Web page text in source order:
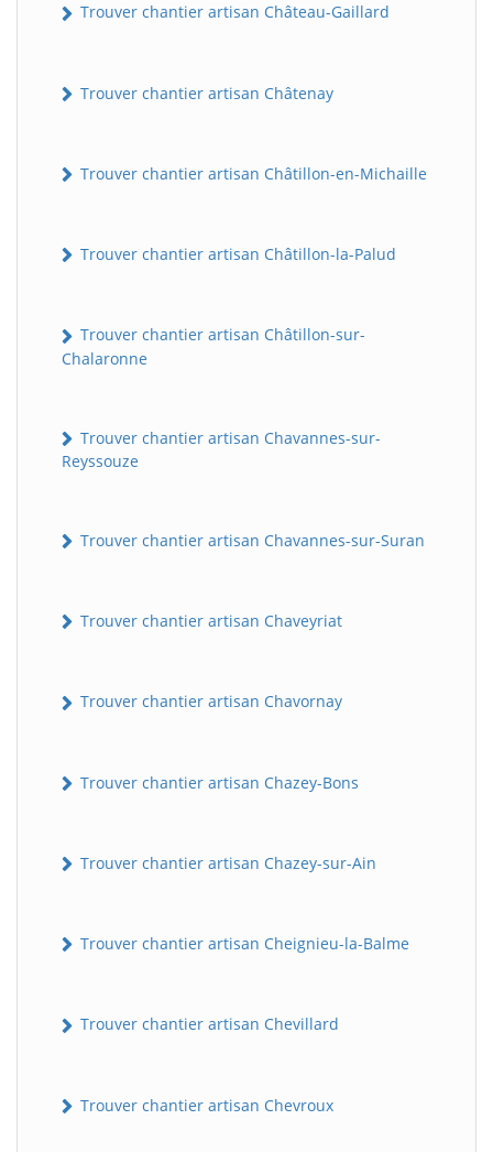
Trouver chantier artisan Château-Gaillard
Trouver chantier artisan Châtenay
Trouver chantier artisan Châtillon-en-Michaille
Trouver chantier artisan Châtillon-la-Palud
Trouver chantier artisan Châtillon-sur-
Chalaronne
Trouver chantier artisan Chavannes-sur-
Reyssouze
Trouver chantier artisan Chavannes-sur-Suran
Trouver chantier artisan Chaveyriat
Trouver chantier artisan Chavornay
Trouver chantier artisan Chazey-Bons
Trouver chantier artisan Chazey-sur-Ain
Trouver chantier artisan Cheignieu-la-Balme
Trouver chantier artisan Chevillard
Trouver chantier artisan Chevroux